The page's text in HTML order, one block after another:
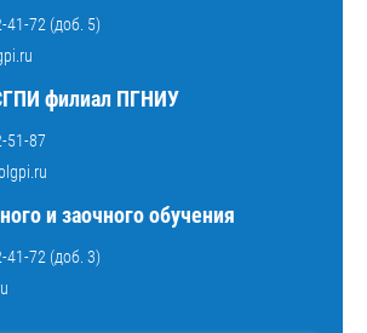
41-72 (доб. 5)
филиал ПГНИУ
51-87
и заочного обучения
41-72 (доб. 3)